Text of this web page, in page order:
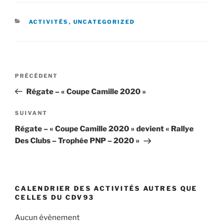
CATÉGORIES
ACTIVITÉS , UNCATEGORIZED
Navigation
l’article
Article
précédent
PRÉCÉDENT
Régate – « Coupe Camille 2020 »
Article
suivant
SUIVANT
Régate – « Coupe Camille 2020 » devient « Rallye
Des Clubs – Trophée PNP – 2020 »
CALENDRIER DES ACTIVITÉS AUTRES QUE
CELLES DU CDV93
Aucun évènement